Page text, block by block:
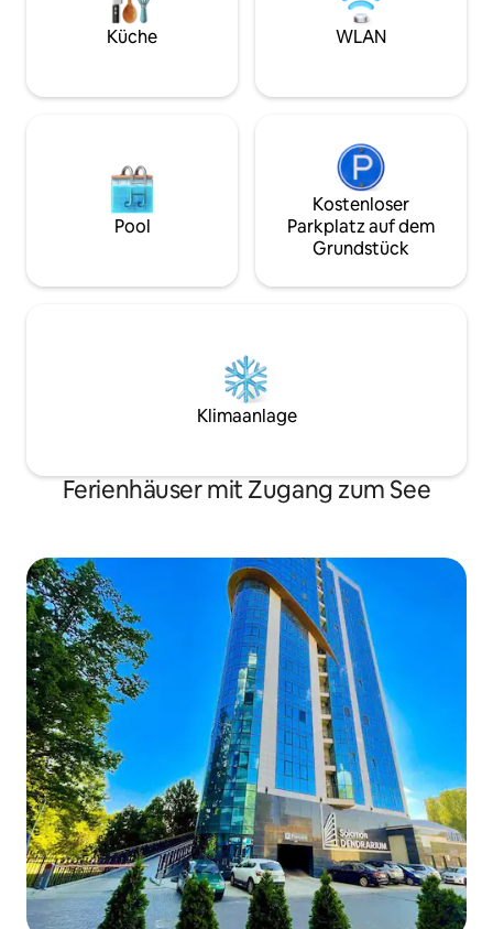
Bäckereien, Apotheken und öffentliche
Verkehrsmittel sind ebenfalls nur einen
Küche WLAN
Pool
Kostenloser
Parkplatz auf dem
Grundstück
Klimaanlage
Ferienhäuser mit Zugang zum See